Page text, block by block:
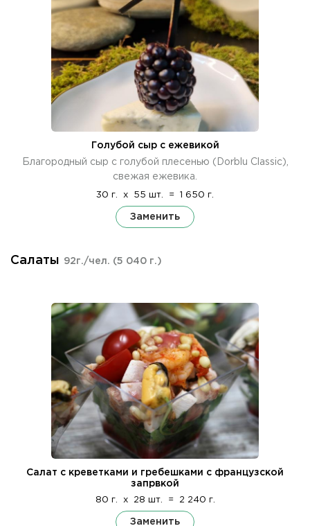
Голубой сыр с ежевикой
Благородный сыр с голубой плесенью (Dorblu Classic),
свежая ежевика.
30 г. x 55 шт. = 1 650 г.
Заменить
Салаты 92г./чел. (5 040 г.)
Салат с креветками и гребешками с французской
запрвкой
80 г. x 28 шт. = 2 240 г.
Заменить